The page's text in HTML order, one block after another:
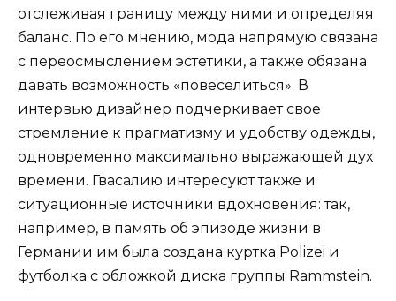
отслеживая границу между ними и определяя
баланс. По его мнению, мода напрямую связана
с переосмыслением эстетики, а также обязана
давать возможность «повеселиться». В
интервью дизайнер подчеркивает свое
стремление к прагматизму и удобству одежды,
одновременно максимально выражающей дух
времени. Гвасалию интересуют также и
ситуационные источники вдохновения: так,
например, в память об эпизоде жизни в
Германии им была создана куртка Polizei и
футболка с обложкой диска группы Rammstein.